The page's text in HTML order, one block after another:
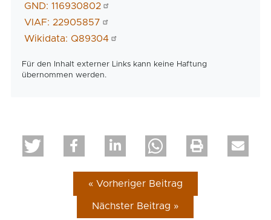
GND: 116930802
VIAF: 22905857
Wikidata: Q89304
Für den Inhalt externer Links kann keine Haftung
übernommen werden.
« Vorheriger Beitrag
Nächster Beitrag »